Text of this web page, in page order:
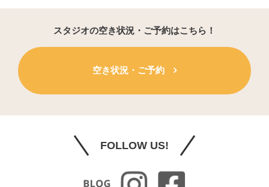
スタジオの空き状況・ご予約はこちら！
空き状況・ご予約
FOLLOW US!